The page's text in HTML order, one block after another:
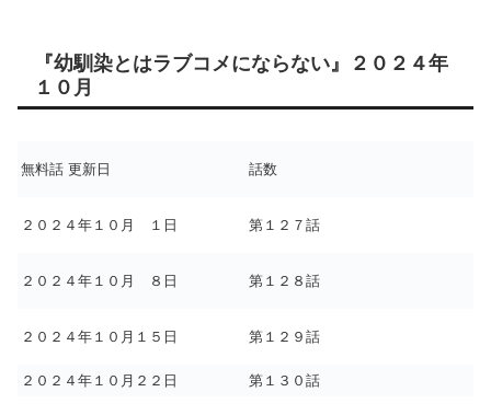
『幼馴染とはラブコメにならない』２０２４年
１０月
無料話 更新日 話数
２０２４年１０月 １日 第１２７話
２０２４年１０月 ８日 第１２８話
２０２４年１０月１５日 第１２９話
２０２４年１０月２２日 第１３０話